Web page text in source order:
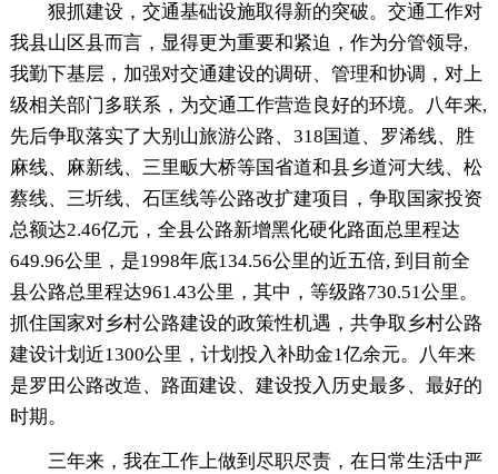
狠抓建设，交通基础设施取得新的突破。交通工作对
我县山区县而言，显得更为重要和紧迫，作为分管领导,
我勤下基层，加强对交通建设的调研、管理和协调，对上
级相关部门多联系，为交通工作营造良好的环境。八年来,
先后争取落实了大别山旅游公路、318国道、罗浠线、胜
麻线、麻新线、三里畈大桥等国省道和县乡道河大线、松
蔡线、三圻线、石匡线等公路改扩建项目，争取国家投资
总额达2.46亿元，全县公路新增黑化硬化路面总里程达
649.96公里，是1998年底134.56公里的近五倍, 到目前全
县公路总里程达961.43公里，其中，等级路730.51公里。
抓住国家对乡村公路建设的政策性机遇，共争取乡村公路
建设计划近1300公里，计划投入补助金1亿余元。八年来
是罗田公路改造、路面建设、建设投入历史最多、最好的
时期。
三年来，我在工作上做到尽职尽责，在日常生活中严